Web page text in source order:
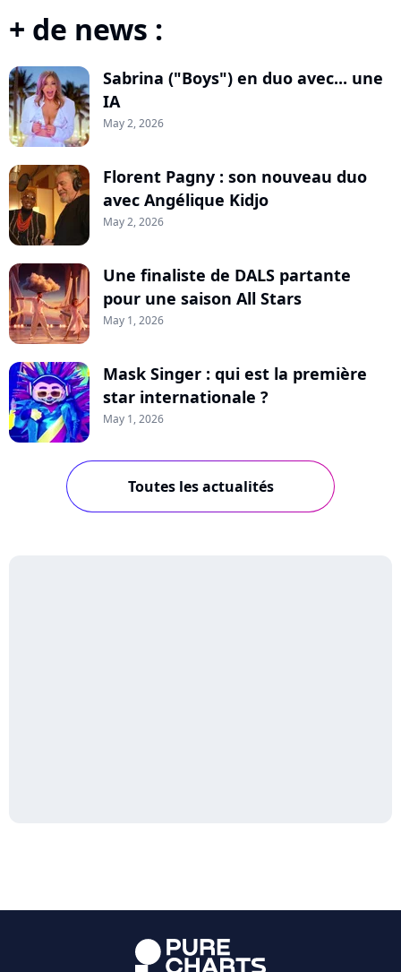
+ de news :
Sabrina ("Boys") en duo avec... une
IA
May 2, 2026
Florent Pagny : son nouveau duo
avec Angélique Kidjo
May 2, 2026
Une finaliste de DALS partante
pour une saison All Stars
May 1, 2026
Mask Singer : qui est la première
star internationale ?
May 1, 2026
Toutes les actualités